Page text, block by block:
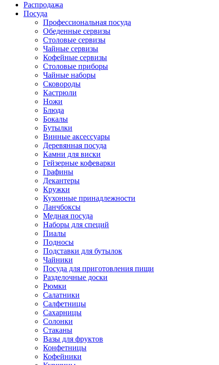
Распродажа
Посуда
Профессиональная посуда
Обеденные сервизы
Столовые сервизы
Чайные сервизы
Кофейные сервизы
Столовые приборы
Чайные наборы
Сковороды
Кастрюли
Ножи
Блюда
Бокалы
Бутылки
Винные аксессуары
Деревянная посуда
Камни для виски
Гейзерные кофеварки
Графины
Декантеры
Кружки
Кухонные принадлежности
Ланчбоксы
Медная посуда
Наборы для специй
Пиалы
Подносы
Подставки для бутылок
Чайники
Посуда для приготовления пищи
Разделочные доски
Рюмки
Салатники
Салфетницы
Сахарницы
Солонки
Стаканы
Вазы для фруктов
Конфетницы
Кофейники